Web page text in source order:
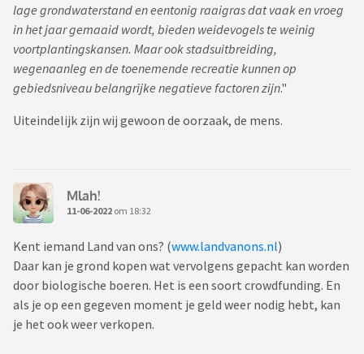
lage grondwaterstand en eentonig raaigras dat vaak en vroeg
in het jaar gemaaid wordt, bieden weidevogels te weinig
voortplantingskansen. Maar ook stadsuitbreiding,
wegenaanleg en de toenemende recreatie kunnen op
gebiedsniveau belangrijke negatieve factoren zijn."
Uiteindelijk zijn wij gewoon de oorzaak, de mens.
Mlah!
11-06-2022 om 18:32
Kent iemand Land van ons? (www.landvanons.nl)
Daar kan je grond kopen wat vervolgens gepacht kan worden
door biologische boeren. Het is een soort crowdfunding. En
als je op een gegeven moment je geld weer nodig hebt, kan
je het ook weer verkopen.